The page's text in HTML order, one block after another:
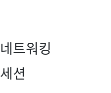
네트워킹
세션